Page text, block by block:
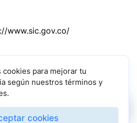
www.sic.gov.co/
podemos presentarte la
avanzada para resolver los
la actualidad.
cookies para mejorar tu
según nuestros términos y
cookies